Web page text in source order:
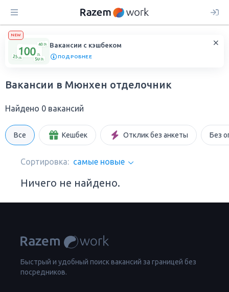
NEW
Вакансии с кэшбеком
ПОДРОБНЕЕ
Вакансии в Мюнхен отделочник
Найдено 0 вакансий
Все Кешбек Отклик без анкеты Без
Сортировка: самые новые
Ничего не найдено.
Быстрый и удобный поиск вакансий за границей без
посредников.